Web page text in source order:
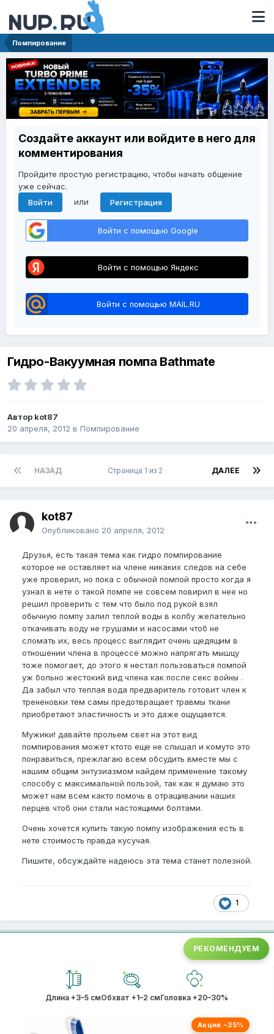
Помпирование
Создайте аккаунт или войдите в него для
комментирования
Пройдите простую регистрацию, чтобы начать общение
уже сейчас.
Войти
или Регистрация
Войти с помощью Google
Войти с помощью Яндекс
Войти с помощью MAIL.RU
Гидро-Вакуумная помпа Bathmate
Автор kot87
20 апреля, 2012 в Помпирование
НАЗАД ДАЛЕЕ
Страница 1 из 2
kot87
Опубликовано 20 апреля, 2012
Друзья, есть такая тема как гидро помпирование
которое не оставляет на члене никаких следов на себе
уже проверил, но пока с обычной помпой просто когда я
узнал в нете о такой помпе не совсем повирил в нее но
решил проверить с тем что было под рукой взял
обычную помпу залил теплой воды в колбу желательно
откачивать воду не грушами и насосами чтоб не
сломать их, весь процесс выглядит очень щедящим в
отношении члена в процессе можно напрягать мышцу
тоже помогает, до этого я нестал пользоваться помпой
уж больно жестокий вид члена как после секс войны .
Да забыл что теплая вода предваритель готовит член к
трененовки тем самы предотвращает травмы ткани
приобретают эластичность и это даже ощущается.
Мужики! давайте прольем свет на этот вид
помпирования может ктото еще не слышал и комуто это
понравиться, прежлагаю всем обсудить вместе мы с
нашим общим энтузиазмом найдем применение такому
способу с максимальной пользой, так как я думаю это
может нам всем както помочь в отращивании наших
перцев чтоб они стали настоящими болтами.
Очень хочется купить такую помпу изображения есть в
нете стоимость правда кусучая.
Пишите, обсуждайте надеюсь эта тема станет полезной.
1
РЕКОМЕНДУЕМ
Длина +3–5 смОбхват +1–2 смГоловка +20–30%
Акция −35%